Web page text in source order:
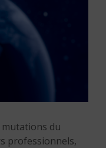
du
professionnels,